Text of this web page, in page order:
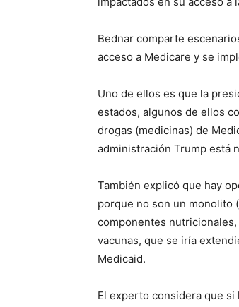
Bednar comparte
acceso a Medicare y se
Uno de ellos es que la
estados, algunos de ellos
drogas (medicinas) de
administración Trump está
También explicó que hay
porque no son un monolito
componentes
vacunas, que se iría
Medicaid.
El experto considera que